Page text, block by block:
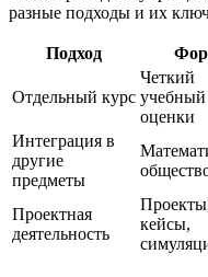
разные подходы и их
Подход
Отдельный курс
Четкий
учебный
оценки
Интеграция в
другие
предметы
Проектная
деятельность
кейсы,